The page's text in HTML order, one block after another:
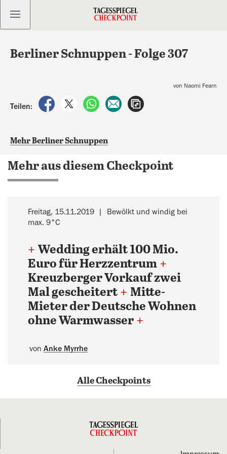
Kostenlos anmelden
Berliner Schnuppen - Folge 307
von Naomi Fearn
Teilen:
auf Facebook teilen
auf X teilenper WhatsApp teilen
per E-Mail teilen
Mehr Berliner Schnuppen
Mehr aus diesem Checkpoint
Freitag, 15.11.2019
Bewölkt und windig bei
max. 9°C
+ Wedding erhält 100 Mio.
Euro für Herzzentrum +
Kreuzberger Vorkauf zwei
Mal gescheitert + Mitte-
Mieter der Deutsche Wohnen
ohne Warmwasser +
von Anke Myrrhe
Alle Checkpoints